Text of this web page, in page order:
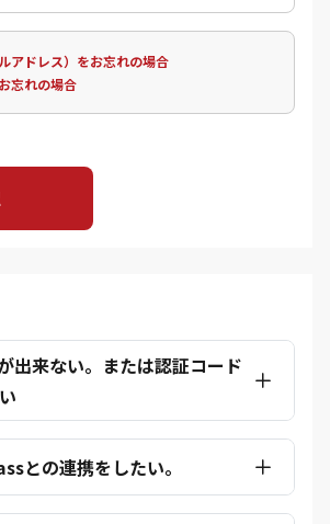
ドレス）をお忘れの場合
忘れの場合
出来ない。または認証コード
との連携をしたい。